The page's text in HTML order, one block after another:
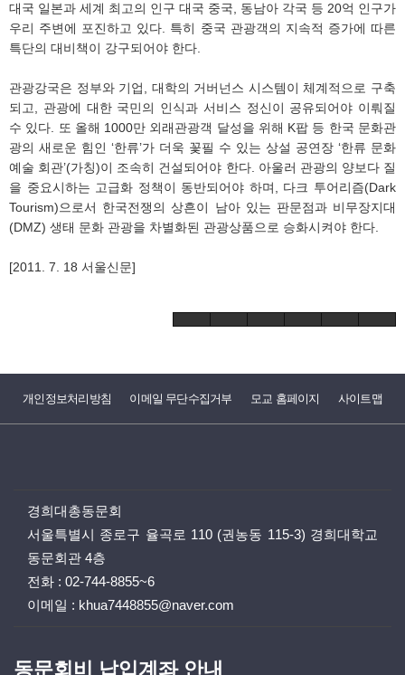
대국 일본과 세계 최고의 인구 대국 중국, 동남아 각국 등 20억 인구가
우리 주변에 포진하고 있다. 특히 중국 관광객의 지속적 증가에 따른
특단의 대비책이 강구되어야 한다.
관광강국은 정부와 기업, 대학의 거버넌스 시스템이 체계적으로 구축
되고, 관광에 대한 국민의 인식과 서비스 정신이 공유되어야 이뤄질
수 있다. 또 올해 1000만 외래관광객 달성을 위해 K팝 등 한국 문화관
광의 새로운 힘인 ‘한류’가 더욱 꽃필 수 있는 상설 공연장 ‘한류 문화
예술 회관’(가칭)이 조속히 건설되어야 한다. 아울러 관광의 양보다 질
을 중요시하는 고급화 정책이 동반되어야 하며, 다크 투어리즘(Dark
Tourism)으로서 한국전쟁의 상흔이 남아 있는 판문점과 비무장지대
(DMZ) 생태 문화 관광을 차별화된 관광상품으로 승화시켜야 한다.
[2011. 7. 18 서울신문]
개인정보처리방침 이메일 무단수집거부 모교 홈페이지 사이트맵
경희대총동문회
서울특별시 종로구 율곡로 110 (권농동 115-3) 경희대학교
동문회관 4층
전화 : 02-744-8855~6
이메일 : khua7448855@naver.com
동문회비 납입계좌 안내